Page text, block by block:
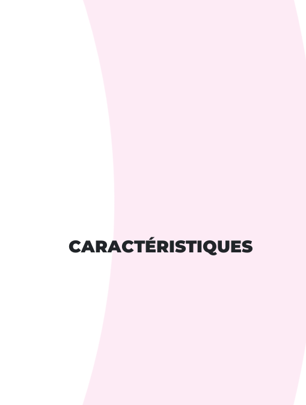
CARACTÉRISTIQUES